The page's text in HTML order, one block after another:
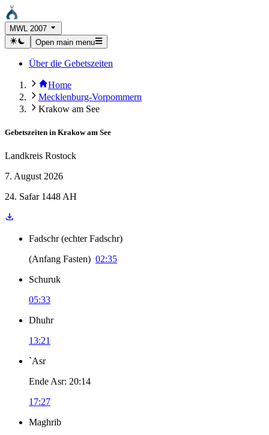
MWL 2007
Open main menu
Über die Gebetszeiten
Home
Mecklenburg-Vorpommern
Krakow am See
Gebetszeiten in Krakow am See
Landkreis Rostock
7. August 2026
24. Safar 1448 AH
Fadschr (echter Fadschr)
(Anfang Fasten) 02:35
Schuruk
05:33
Dhuhr
13:21
`Asr
Ende Asr: 20:14
17:27
Maghrib